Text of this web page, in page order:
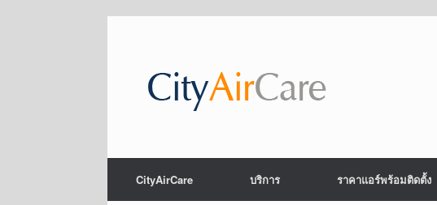
CityAirCare บริการ ราคาแอร์พร้อมติดตั้ง